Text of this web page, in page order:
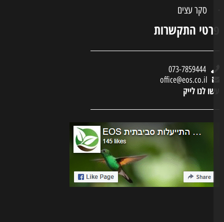
סקר עצים
התקשרות
073-7859444
office@eos.co.il
לנו לייק